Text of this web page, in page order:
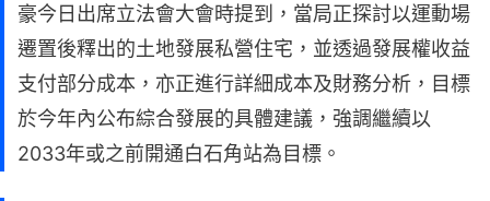
豪今日出席立法會大會時提到，當局正探討以運動場
遷置後釋出的土地發展私營住宅，並透過發展權收益
支付部分成本，亦正進行詳細成本及財務分析，目標
於今年內公布綜合發展的具體建議，強調繼續以
2033年或之前開通白石角站為目標。